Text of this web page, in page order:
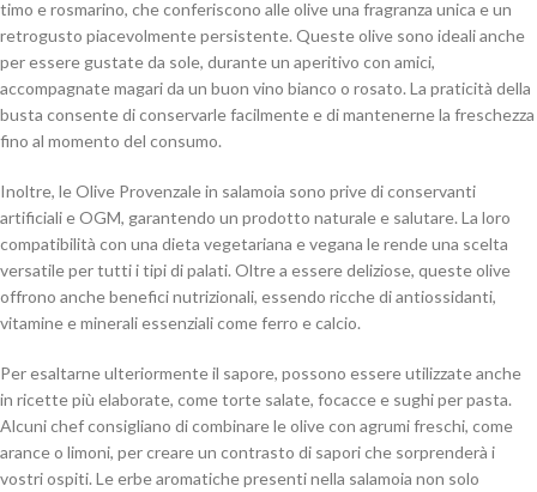
timo e rosmarino, che conferiscono alle olive una fragranza unica e un
retrogusto piacevolmente persistente. Queste olive sono ideali anche
per essere gustate da sole, durante un aperitivo con amici,
accompagnate magari da un buon vino bianco o rosato. La praticità della
busta consente di conservarle facilmente e di mantenerne la freschezza
fino al momento del consumo.
Inoltre, le Olive Provenzale in salamoia sono prive di conservanti
artificiali e OGM, garantendo un prodotto naturale e salutare. La loro
compatibilità con una dieta vegetariana e vegana le rende una scelta
versatile per tutti i tipi di palati. Oltre a essere deliziose, queste olive
offrono anche benefici nutrizionali, essendo ricche di antiossidanti,
vitamine e minerali essenziali come ferro e calcio.
Per esaltarne ulteriormente il sapore, possono essere utilizzate anche
in ricette più elaborate, come torte salate, focacce e sughi per pasta.
Alcuni chef consigliano di combinare le olive con agrumi freschi, come
arance o limoni, per creare un contrasto di sapori che sorprenderà i
vostri ospiti. Le erbe aromatiche presenti nella salamoia non solo